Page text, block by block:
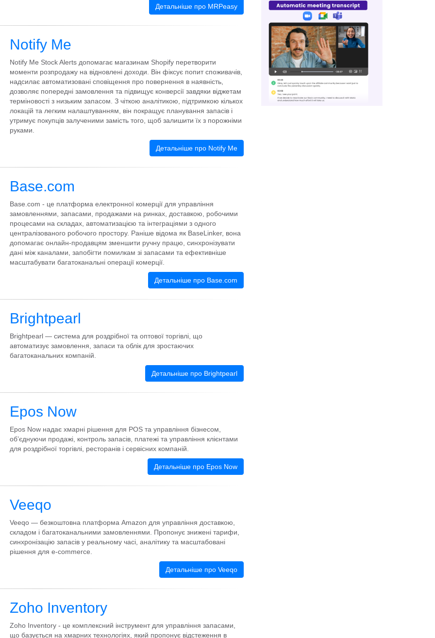
Детальніше про MRPeasy
Notify Me
Notify Me Stock Alerts допомагає магазинам Shopify перетворити
моменти розпродажу на відновлені доходи. Він фіксує попит споживачів,
надсилає автоматизовані сповіщення про повернення в наявність,
дозволяє попередні замовлення та підвищує конверсії завдяки віджетам
терміновості з низьким запасом. З чіткою аналітикою, підтримкою кількох
локацій та легким налаштуванням, він покращує планування запасів і
утримує покупців залученими замість того, щоб залишити їх з порожніми
руками.
Детальніше про Notify Me
Base.com
Base.com - це платформа електронної комерції для управління
замовленнями, запасами, продажами на ринках, доставкою, робочими
процесами на складах, автоматизацією та інтеграціями з одного
централізованого робочого простору. Раніше відома як BaseLinker, вона
допомагає онлайн-продавцям зменшити ручну працю, синхронізувати
дані між каналами, запобігти помилкам зі запасами та ефективніше
масштабувати багатоканальні операції комерції.
Детальніше про Base.com
Brightpearl
Brightpearl — система для роздрібної та оптової торгівлі, що
автоматизує замовлення, запаси та облік для зростаючих
багатоканальних компаній.
Детальніше про Brightpearl
Epos Now
Epos Now надає хмарні рішення для POS та управління бізнесом,
об’єднуючи продажі, контроль запасів, платежі та управління клієнтами
для роздрібної торгівлі, ресторанів і сервісних компаній.
Детальніше про Epos Now
Veeqo
Veeqo — безкоштовна платформа Amazon для управління доставкою,
складом і багатоканальними замовленнями. Пропонує знижені тарифи,
синхронізацію запасів у реальному часі, аналітику та масштабовані
рішення для e‑commerce.
Детальніше про Veeqo
Zoho Inventory
Zoho Inventory - це комплексний інструмент для управління запасами,
що базується на хмарних технологіях, який пропонує відстеження в